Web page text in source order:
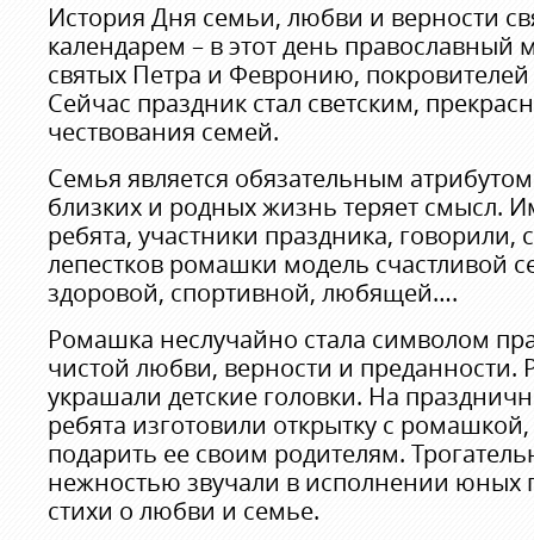
История Дня семьи, любви и верности
календарем – в этот день православный
святых Петра и Февронию,
Сейчас праздник стал светским,
чествования семей.
Семья является обязательным
близких и родных жизнь теряет смысл.
ребята, участники праздника, говорили,
лепестков ромашки модель счастливой
здоровой, спортивной, любящей….
Ромашка неслучайно стала символом
чистой любви, верности и
украшали детские головки. На
ребята изготовили открытку с
подарить ее своим родителям.
нежностью звучали в исполнении юных
стихи о любви и семье.